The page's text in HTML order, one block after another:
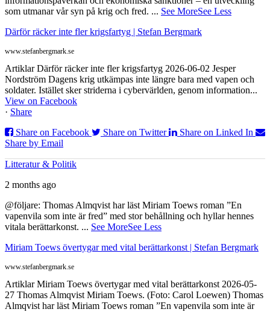
som utmanar vår syn på krig och fred. ... See MoreSee Less
Därför räcker inte fler krigsfartyg | Stefan Bergmark
www.stefanbergmark.se
Artiklar Därför räcker inte fler krigsfartyg 2026-06-02 Jesper
Nordström Dagens krig utkämpas inte längre bara med vapen och
soldater. Istället sker striderna i cybervärlden, genom information...
View on Facebook
· Share
Share on Facebook
Share on Twitter
Share on Linked In
Share by Email
Litteratur & Politik
2 months ago
@följare: Thomas Almqvist har läst Miriam Toews roman ”En
vapenvila som inte är fred” med stor behållning och hyllar hennes
vitala berättarkonst. ... See MoreSee Less
Miriam Toews övertygar med vital berättarkonst | Stefan Bergmark
www.stefanbergmark.se
Artiklar Miriam Toews övertygar med vital berättarkonst 2026-05-
27 Thomas Almqvist Miriam Toews. (Foto: Carol Loewen) Thomas
Almqvist har läst Miriam Toews roman ”En vapenvila som inte är